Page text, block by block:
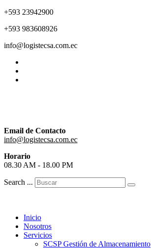
+593 23942900
+593 983608926
info@logistecsa.com.ec
Email de Contacto
info@logistecsa.com.ec
Horario
08.30 AM - 18.00 PM
Search ...
Inicio
Nosotros
Servicios
SCSP Gestión de Almacenamiento